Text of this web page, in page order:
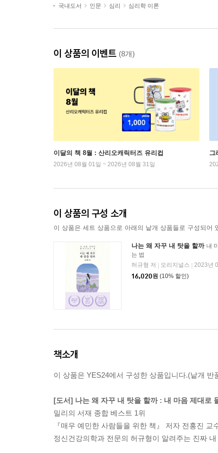
국내도서
인문 심리 심리학 이론
이 상품의 이벤트 (8개)
이달의 책 8월 : 산리오캐릭터즈 유리컵
2026년 08월 01일 ~ 2026년 08월 31일
그
이 상품의 구성 소개
이 상품은 세트 상품으로 아래의 낱개 상품들로 구성되어
나는 왜 자꾸 내 탓을 할까 내
는 법
허규형 저
오리지널스
2023년
16,020원 (10% 할인)
책소개
이 상품은 YES24에서 구성한 상품입니다.(낱개 반
[도서] 나는 왜 자꾸 내 탓을 할까 : 내 마음 제대로
밀리의 서재 종합 베스트 1위
『매우 예민한 사람들을 위한 책』 저자 전홍진
정신건강의학과 전문의 허규형이 알려주는 진짜